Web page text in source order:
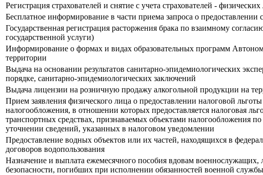
Регистрация страхователей и снятие с учета страхователей -
Бесплатное информирование в части приема запроса о
Государственная регистрация расторжения брака по взаимному
государственной услуги)
Информирование о формах и видах образовательных программ
территории
Выдача на основании результатов санитарно-эпидемиологических
порядке, санитарно-эпидемиологических заключений
Выдача лицензии на розничную продажу алкогольной продукции на
Прием заявления физического лица о предоставлении налоговой
налогообложения, в отношении которых предоставляется налоговая
транспортных средствах, признаваемых объектами налогообложения
уточнении сведений, указанных в налоговом уведомлении
Предоставление водных объектов или их частей, находящихся в
договоров водопользования
Назначение и выплата ежемесячного пособия вдовам
безопасности, погибших при исполнении обязанностей военной